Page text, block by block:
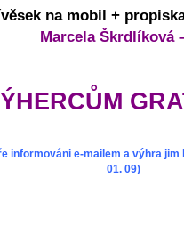
na mobil +
Marcela Škrdlíková
informováni e-mailem a výhra jim
01. 09)